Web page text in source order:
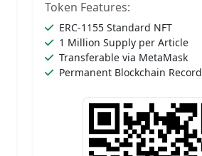
Token Features:
ERC-1155 Standard NFT
1 Million Supply per Article
Transferable via MetaMask
Permanent Blockchain Record